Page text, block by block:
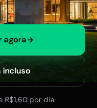
agora
incluso
R$1,60 por dia·